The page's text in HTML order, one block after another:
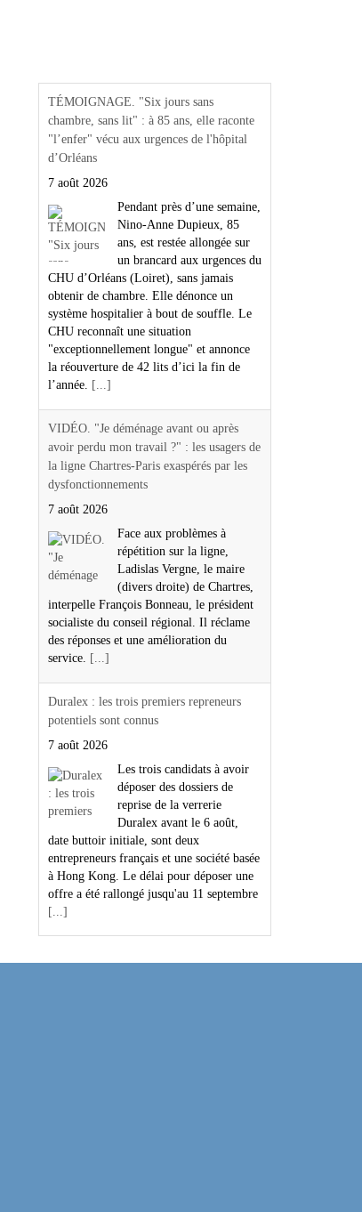
TÉMOIGNAGE. "Six jours sans
chambre, sans lit" : à 85 ans, elle raconte
"l’enfer" vécu aux urgences de l'hôpital
d’Orléans
7 août 2026
Pendant près d’une semaine,
Nino-Anne Dupieux, 85
ans, est restée allongée sur
un brancard aux urgences du
CHU d’Orléans (Loiret), sans jamais
obtenir de chambre. Elle dénonce un
système hospitalier à bout de souffle. Le
CHU reconnaît une situation
"exceptionnellement longue" et annonce
la réouverture de 42 lits d’ici la fin de
l’année.
[...]
VIDÉO. "Je déménage avant ou après
avoir perdu mon travail ?" : les usagers de
la ligne Chartres-Paris exaspérés par les
dysfonctionnements
7 août 2026
Face aux problèmes à
répétition sur la ligne,
Ladislas Vergne, le maire
(divers droite) de Chartres,
interpelle François Bonneau, le président
socialiste du conseil régional. Il réclame
des réponses et une amélioration du
service.
[...]
Duralex : les trois premiers repreneurs
potentiels sont connus
7 août 2026
Les trois candidats à avoir
déposer des dossiers de
reprise de la verrerie
Duralex avant le 6 août,
date buttoir initiale, sont deux
entrepreneurs français et une société basée
à Hong Kong. Le délai pour déposer une
offre a été rallongé jusqu'au 11 septembre
[...]